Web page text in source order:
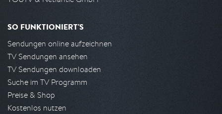
SO FUNKTIONIERT'S
Sendungen online aufzeichnen
TV Sendungen ansehen
TV Sendungen downloaden
Suche im TV Programm
Preise & Shop
Kostenlos nutzen